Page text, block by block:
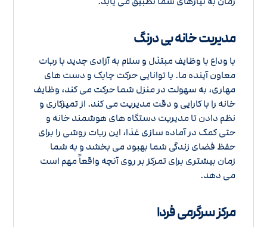
مدیریت خانه بی درنگ
با وداع با وظایف مبتذل و سلام به آزادی جدید با ربات
معاون آینده ما. با توانایی حرکت چابک و دست های
مهاری، به سهولت در منزل شما حرکت می کند، وظایف
خانه را با کارایی و دقت مدیریت می کند. از تمیزکاری و
نظم دادن تا مدیریت دستگاه های هوشمند خانه و
حتی کمک در آماده سازی غذا، این ربات روشی را برای
حفظ فضای زندگی شما بهبود می بخشد و به شما
زمان بیشتری برای تمرکز بر روی آنچه واقعاً مهم است
می دهد.
مرکز سرگرمی فردا